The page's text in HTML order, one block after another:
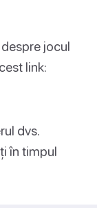
jocul
link:
dvs.
în timpul